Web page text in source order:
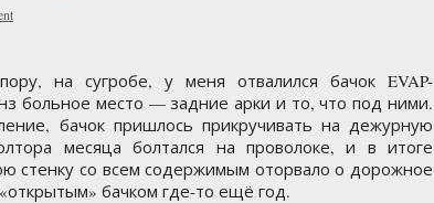
на сугробе, у меня отвалился бачок EVAP-
больное место — задние арки и то, что под ними.
бачок пришлось прикручивать на дежурную
месяца болтался на проволоке, и в итоге
стенку со всем содержимым оторвало о дорожное
бачком где-то ещё год.